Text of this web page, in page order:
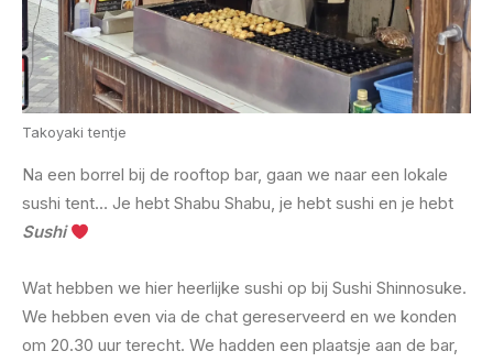
Takoyaki tentje
Na een borrel bij de rooftop bar, gaan we naar een lokale
sushi tent… Je hebt Shabu Shabu, je hebt sushi en je hebt
Sushi
Wat hebben we hier heerlijke sushi op bij Sushi Shinnosuke.
We hebben even via de chat gereserveerd en we konden
om 20.30 uur terecht. We hadden een plaatsje aan de bar,